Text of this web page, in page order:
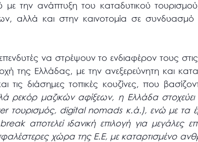
με την ανάπτυξη του καταδυτικού
αλλά και στην καινοτομία σε
να στρέψουν το ενδιαφέρον τους στις
της Ελλάδας, με την ανεξερεύνητη και
τις διάσημες τοπικές κουζίνες, που
ρεκόρ μαζικών αφίξεων, η Ελλάδα στοχεύει
τουρισμός, digital nomadsκ.ά.), ενώ με τα
breakαποτελεί ιδανική επιλογή για μεγάλες
χώρα της Ε.Ε, με καταρτισμένο